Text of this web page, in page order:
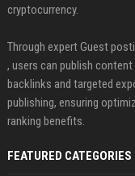
cryptocurrency.
Through expert Guest
, users can publish
backlinks and targeted
publishing, ensuring
ranking benefits.
FEATURED CATEGORIES